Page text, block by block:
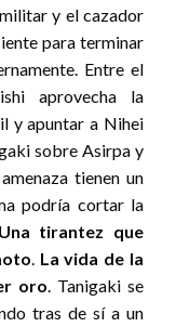
y el cazador
para terminar
Entre el
aprovecha la
y apuntar a Nihei
sobre Asirpa y
tienen un
podría cortar la
Una tirantez que
.La vida de la
oro. Tanigaki se
tras de sí a un